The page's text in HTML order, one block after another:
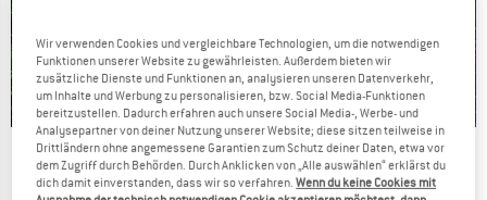
Die Preise schmelzen
JETZT BIS ZU 50% RABATT
Wir verwenden Cookies und vergleichbare Technologien, um die notwendigen
Funktionen unserer Website zu gewährleisten. Außerdem bieten wir
zusätzliche Dienste und Funktionen an, analysieren unseren Datenverkehr,
um Inhalte und Werbung zu personalisieren, bzw. Social Media-Funktionen
bereitzustellen. Dadurch erfahren auch unsere Social Media-, Werbe- und
Analysepartner von deiner Nutzung unserer Website; diese sitzen teilweise in
Drittländern ohne angemessene Garantien zum Schutz deiner Daten, etwa vor
dem Zugriff durch Behörden. Durch Anklicken von „Alle auswählen“ erklärst du
dich damit einverstanden, dass wir so verfahren.Wenn du keine Cookies mit